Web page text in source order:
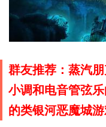
群友推荐：蒸汽
小调和电音管弦
的类银河恶魔城游